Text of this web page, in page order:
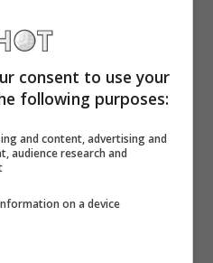
a fare epoca.
Stallone:
panorama
consent to use your
following purposes:
and content, advertising and
audience research and
on a device